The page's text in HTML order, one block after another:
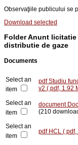
Observaţiile publicului se
Download selected
FolderAnunt licitatie
distributie de gaze
Documents
Select an
item
pdf Studiu
v2 ( pdf, 1.92
Select an
item
document
(210
Select an
item
pdf HCL ( pdf,